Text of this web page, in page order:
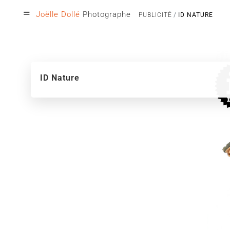
≡ Joëlle Dollé Photographe PUBLICITÉ ID NATURE
ID Nature